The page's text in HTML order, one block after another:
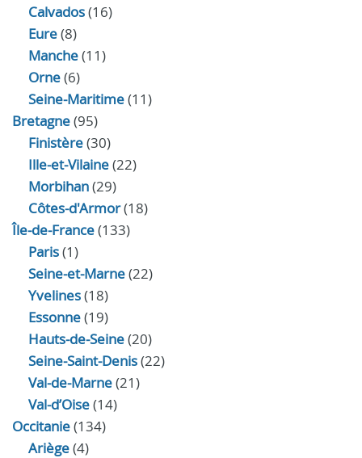
Calvados(16)
Eure(8)
Manche(11)
Orne(6)
Seine-Maritime(11)
Bretagne(95)
Finistère(30)
Ille-et-Vilaine(22)
Morbihan(29)
Côtes-d'Armor(18)
Île-de-France(133)
Paris(1)
Seine-et-Marne(22)
Yvelines(18)
Essonne(19)
Hauts-de-Seine(20)
Seine-Saint-Denis(22)
Val-de-Marne(21)
Val-d’Oise(14)
Occitanie(134)
Ariège(4)